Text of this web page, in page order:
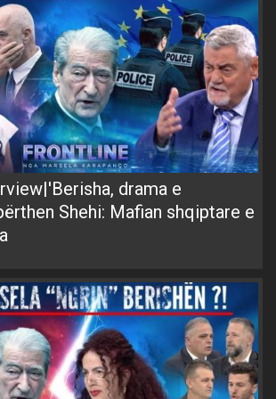
drama e
Shehi: Mafian shqiptare e